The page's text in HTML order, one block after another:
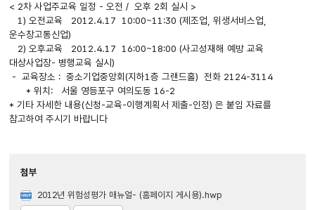
< 2차 사업주교육 일정 - 오전 / 오후 2회 실시 >
1) 오전교육 2012.4.17 10:00~11:30 (제조업, 위생서비스업,
운수창고통신업)
2) 오후교육 2012.4.17 16:00~18:00 (사고성재해 예방 교육
대상사업장- 병행교육 실시)
- 교육장소 : 중소기업중앙회(지하1층 그랜드홀) 전화 2124-3114
* 위치: 서울 영등포구 여의도동 16-2
* 기타 자세한 내용(신청-교육-이행계획서 제출-인정) 은 붙임 자료를
참고하여 주시기 바랍니다
첨부
2012년 위험성평가 매뉴얼- (홈페이지 게시용).hwp